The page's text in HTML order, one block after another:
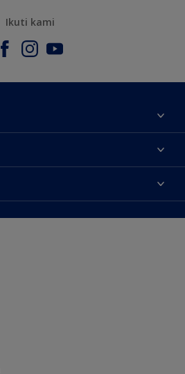
Ikuti kami